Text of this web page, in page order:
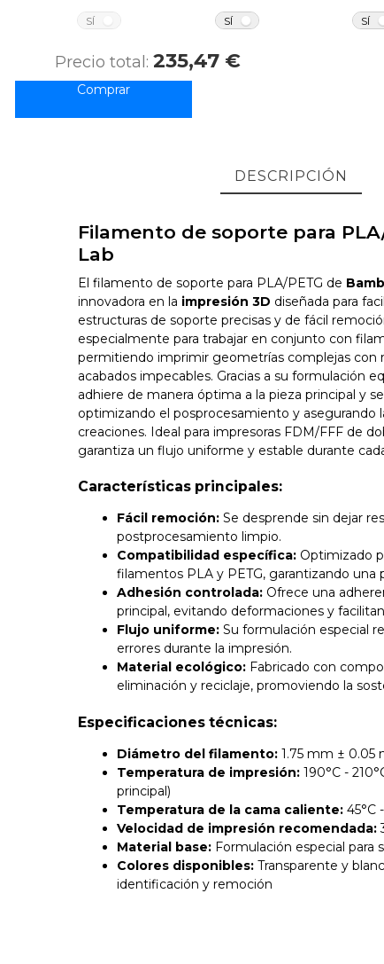
SÍ SÍ SÍ
Precio total:235,47 €
DESCRIPCIÓN
Filamento de soporte para
Lab
El filamento de soporte para PLA/PETG de
innovadora en la impresión 3D diseñada para
estructuras de soporte precisas y de fácil
especialmente para trabajar en conjunto con
permitiendo imprimir geometrías complejas con
acabados impecables. Gracias a su formulación
adhiere de manera óptima a la pieza principal y
optimizando el posprocesamiento y asegurando
creaciones. Ideal para impresoras FDM/FFF de
garantiza un flujo uniforme y estable durante
Características principales:
Fácil remoción: Se desprende sin dejar
postprocesamiento limpio.
Compatibilidad específica: Optimizado
filamentos PLA y PETG, garantizando una
Adhesión controlada: Ofrece una
principal, evitando deformaciones y
Flujo uniforme: Su formulación especial
errores durante la impresión.
Material ecológico: Fabricado con
eliminación y reciclaje, promoviendo la
Especificaciones técnicas:
Diámetro del filamento: 1.75 mm ± 0.05
Temperatura de impresión: 190°C -
principal)
Temperatura de la cama caliente: 45°C
Velocidad de impresión recomendada:
Material base: Formulación especial para
Colores disponibles: Transparente y
identificación y remoción